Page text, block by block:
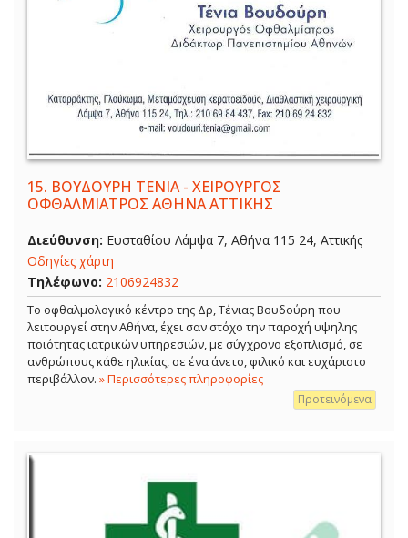
15. ΒΟΥΔΟΥΡΗ ΤΕΝΙΑ - ΧΕΙΡΟΥΡΓΟΣ
ΟΦΘΑΛΜΙΑΤΡΟΣ ΑΘΗΝΑ ΑΤΤΙΚΗΣ
Διεύθυνση: Ευσταθίου Λάμψα 7, Αθήνα 115 24, Αττικής
Οδηγίες χάρτη
Τηλέφωνο: 2106924832
Το οφθαλμολογικό κέντρο της Δρ, Τένιας Βουδούρη που
λειτουργεί στην Αθήνα, έχει σαν στόχο την παροχή υψηλης
ποιότητας ιατρικών υπηρεσιών, με σύγχρονο εξοπλισμό, σε
ανθρώπους κάθε ηλικίας, σε ένα άνετο, φιλικό και ευχάριστο
περιβάλλον. » Περισσότερες πληροφορίες
Προτεινόμενα